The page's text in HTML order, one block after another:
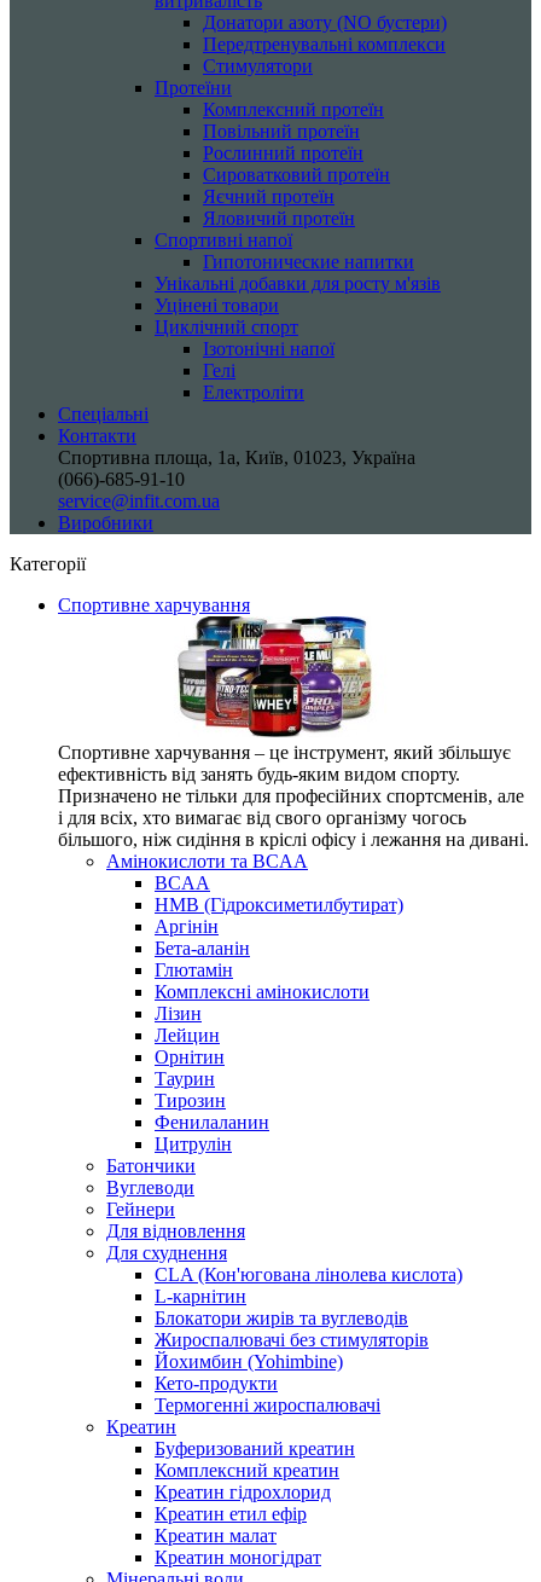
Донатори азоту (NO бустери)
Передтренувальні комплекси
Стимулятори
Протеїни
Комплексний протеїн
Повільний протеїн
Рослинний протеїн
Сироватковий протеїн
Яєчний протеїн
Яловичий протеїн
Спортивні напої
Гипотонические напитки
Унікальні добавки для росту м'язів
Уцінені товари
Циклічний спорт
Ізотонічні напої
Гелі
Електроліти
Спеціальні
Контакти
Спортивна площа, 1a, Київ, 01023, Україна
(066)-685-91-10
service@infit.com.ua
Виробники
Категорії
Спортивне харчування
Спортивне харчування – це інструмент, який збільшує
ефективність від занять будь-яким видом спорту.
Призначено не тільки для професійних спортсменів, але
і для всіх, хто вимагає від свого організму чогось
більшого, ніж сидіння в кріслі офісу і лежання на дивані.
Амінокислоти та BCAA
BCAA
HMB (Гідроксиметилбутират)
Аргінін
Бета-аланін
Глютамін
Комплексні амінокислоти
Лізин
Лейцин
Орнітин
Таурин
Тирозин
Фенилаланин
Цитрулін
Батончики
Вуглеводи
Гейнери
Для відновлення
Для схуднення
CLA (Кон'югована лінолева кислота)
L-карнітин
Блокатори жирів та вуглеводів
Жироспалювачі без стимуляторів
Йохимбин (Yohimbine)
Кето-продукти
Термогенні жироспалювачі
Креатин
Буферизований креатин
Комплексний креатин
Креатин гідрохлорид
Креатин етил ефір
Креатин малат
Креатин моногідрат